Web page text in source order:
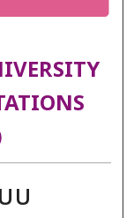
บ